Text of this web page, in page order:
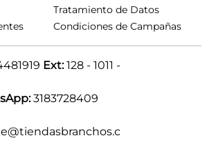
Tratamiento de Datos
Condiciones de Campañas
Ext: 128 - 1011 -
3183728409